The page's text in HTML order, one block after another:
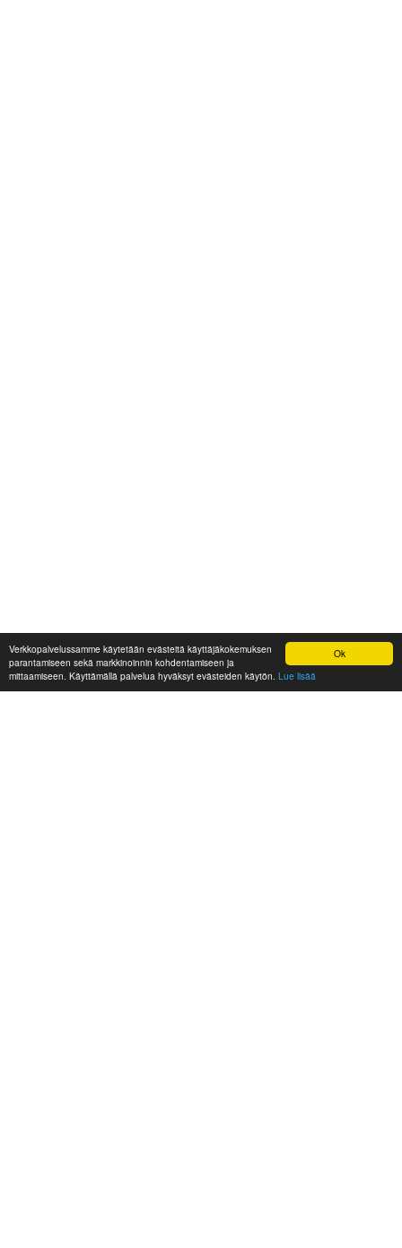
Ok
Verkkopalvelussamme käytetään evästeitä käyttäjäkokemuksen
parantamiseen sekä markkinoinnin kohdentamiseen ja
mittaamiseen. Käyttämällä palvelua hyväksyt evästeiden käytön. Lue lisää